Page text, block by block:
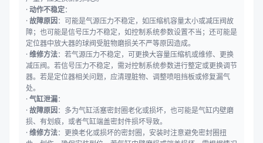
·动作不稳定：
·故障原因 ：可能是气源压力不稳定，如压缩机容量太小或减压阀故
障；也可能是信号压力不稳定，如控制系统参数设置不当；还可能是
定位器中放大器的球阀受脏物磨损关不严等原因造成。
·维修方法：若气源压力不稳定，可更换大容量压缩机或维修、更换
减压阀。若信号压力不稳定，需对控制系统参数进行整定或更换调节
器。若是定位器相关问题，应清理脏物、调整喷咀挡板或修复漏气
处。
·气缸泄漏：
·故障原因 ：多为气缸活塞密封圈老化或损坏，也可能是气缸内壁磨
损、有划痕，或者气缸端盖密封件损坏导致。
·维修方法：更换老化或损坏的密封圈，安装时注意避免密封圈扭